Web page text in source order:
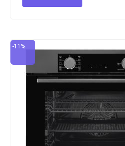
-11%